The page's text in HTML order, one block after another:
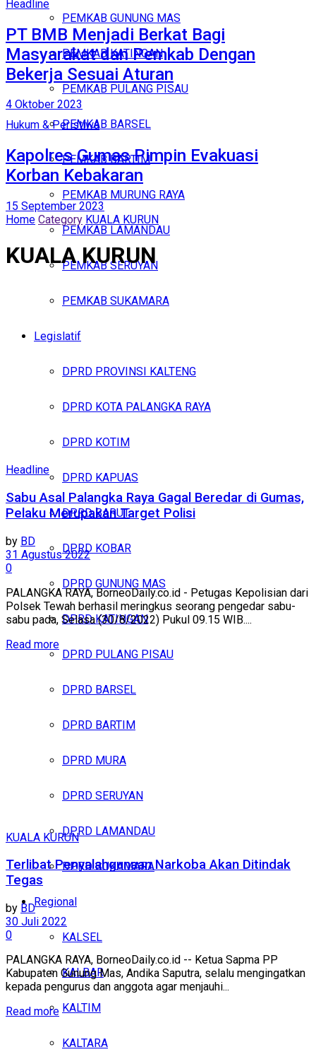
PEMKAB GUNUNG MAS
PEMKAB KATINGAN
PEMKAB PULANG PISAU
PEMKAB BARSEL
PEMKAB BARTIM
PEMKAB MURUNG RAYA
PEMKAB LAMANDAU
PEMKAB SERUYAN
PEMKAB SUKAMARA
Legislatif
DPRD PROVINSI KALTENG
DPRD KOTA PALANGKA RAYA
DPRD KOTIM
DPRD KAPUAS
DPRD BARUT
DPRD KOBAR
DPRD GUNUNG MAS
DPRD KATINGAN
DPRD PULANG PISAU
DPRD BARSEL
DPRD BARTIM
DPRD MURA
DPRD SERUYAN
DPRD LAMANDAU
DPRD SUKAMARA
Regional
KALSEL
KALBAR
KALTIM
KALTARA
Headline
PT BMB Menjadi Berkat Bagi
Masyarakat dan Pemkab Dengan
Bekerja Sesuai Aturan
4 Oktober 2023
Hukum & Peristiwa
Kapolres Gumas Pimpin Evakuasi
Korban Kebakaran
15 September 2023
Home Category KUALA KURUN
KUALA KURUN
Headline
Sabu Asal Palangka Raya Gagal Beredar di Gumas,
Pelaku Merupakan Target Polisi
by BD
31 Agustus 2022
0
PALANGKA RAYA, BorneoDaily.co.id - Petugas Kepolisian dari
Polsek Tewah berhasil meringkus seorang pengedar sabu-
sabu pada, Selasa (30/8/2022) Pukul 09.15 WIB....
Read more
KUALA KURUN
Terlibat Penyalahgunaan Narkoba Akan Ditindak
Tegas
by BD
30 Juli 2022
0
PALANGKA RAYA, BorneoDaily.co.id -- Ketua Sapma PP
Kabupaten Gunung Mas, Andika Saputra, selalu mengingatkan
kepada pengurus dan anggota agar menjauhi...
Read more